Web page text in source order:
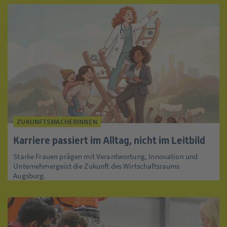
ZUKUNFTSMACHERINNEN
Karriere passiert im Alltag, nicht im Leitbild
Starke Frauen prägen mit Verantwortung, Innovation und
Unternehmergeist die Zukunft des Wirtschaftsraums
Augsburg.